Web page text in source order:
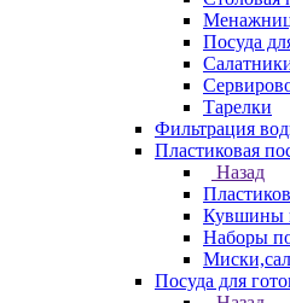
Посуда
Тарелки
Фильтрация
Пластиковая
Назад
Кувшины
Наборы
Посуда для